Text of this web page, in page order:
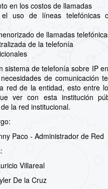
en los costos de llamadas
de líneas telefónicas
de llamadas
de la telefonía
sistema de telefonía sobre IP
de comunicación
red de la entidad, esto entre
ver con esta institución
la red institucional.
Paco - Administrador de Red
Villareal
De la Cruz